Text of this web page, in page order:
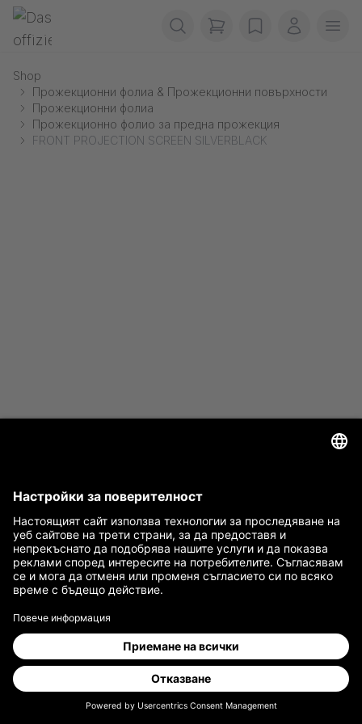
Прескачане на навигация
Gerriets
items in cart, view
wishlistМоят
Shop
Прожекционни фолиа & Прожекционни повърхности
Прожекционни фолиа
Прожекционно фолио за предна прожекция
FRONT PROJECTION SCREEN SILVERBLACK